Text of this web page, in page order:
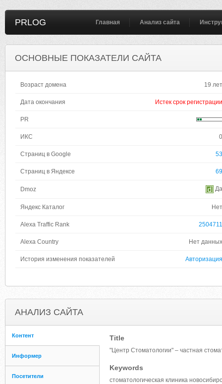
PRLOG Главная Анализ сайта
ОСНОВНЫЕ ПОКАЗАТЕЛИ САЙТА
Возраст домена 19 лет
Дата окончания Истек срок регистрации
PR
ИКС 0
Страниц в Google 53
Страниц в Яндексе 69
Dmoz Да
Яндекс Каталог Нет
Alexa Traffic Rank 2504711
Alexa Country Нет данных
История изменения показателей Авторизация
АНАЛИЗ САЙТА
Контент
Информер
Посетители
Title
"Центр Стоматологии" – частная
Keywords
стоматологическая клиника